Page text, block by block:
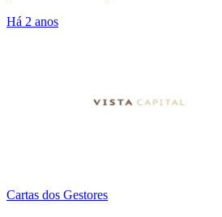
Há 2 anos
Cartas dos Gestores